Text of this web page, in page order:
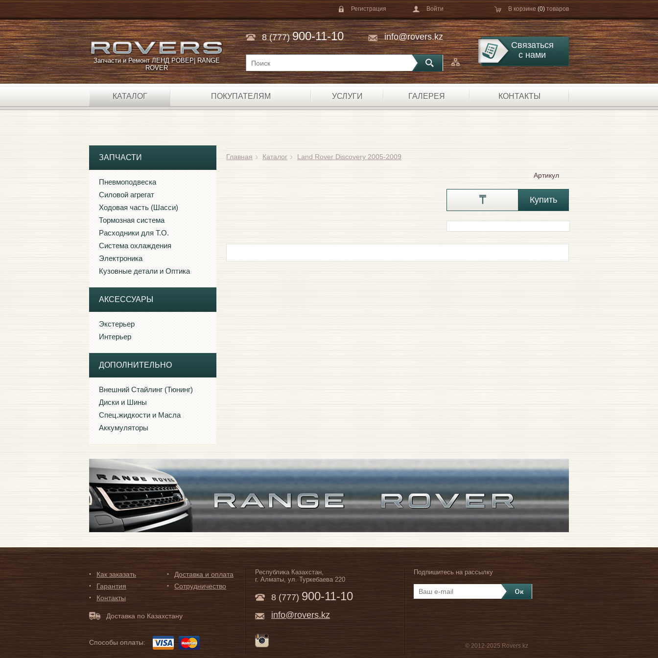
Регистрация Войти В корзине (0) товаров
Запчасти и Ремонт ЛЕНД РОВЕР| RANGE
ROVER
8 (777)900-11-10
info@rovers.kz
Связаться
с нами
КАТАЛОГ ПОКУПАТЕЛЯМ УСЛУГИ ГАЛЕРЕЯ КОНТАКТЫ
ЗАПЧАСТИ
Пневмоподвеска
Силовой агрегат
Ходовая часть (Шасси)
Тормозная система
Расходники для Т.О.
Система охлаждения
Электроника
Кузовные детали и Оптика
АКСЕССУАРЫ
Экстерьер
Интерьер
ДОПОЛНИТЕЛЬНО
Внешний Стайлинг (Тюнинг)
Диски и Шины
Спец.жидкости и Масла
Аккумуляторы
Главная Каталог Land Rover Discovery 2005-2009
Артикул
Купить
Как заказать
Доставка и оплата
Гарантия
Сотрудничество
Контакты
Доставка по Казахстану
Способы оплаты:
Республика Казахстан,
г. Алматы, ул. Туркебаева 220
8 (777) 900-11-10
info@rovers.kz
Подпишитесь на рассылку
© 2012-2025 Rovers.kz